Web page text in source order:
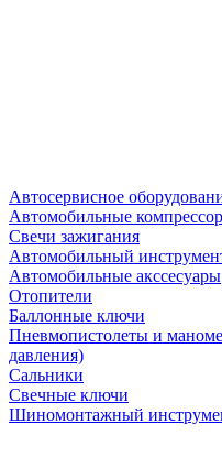
Автосервисное
Автомобильные
Свечи зажигания
Автомобильный
Автомобильные акссесуары
Отопители
Баллонные ключи
Пневмопистолеты и
давления)
Сальники
Свечные ключи
Шиномонтажный